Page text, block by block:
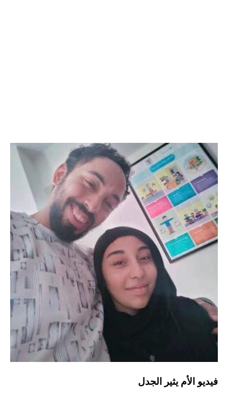
فيديو الأم يثير الجدل